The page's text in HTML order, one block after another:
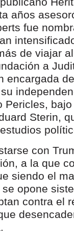
años
fue
de viajar
a
encargada
Pericles,
Sterin,
con
a la que
siendo el
opone
contra el